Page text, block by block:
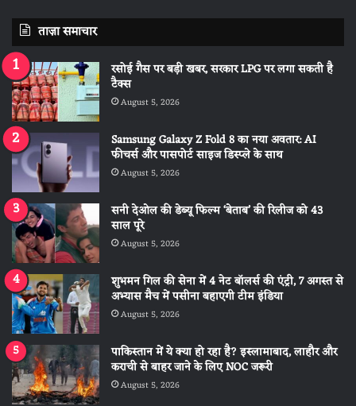
ताज़ा समाचार
रसोई गैस पर बड़ी खबर, सरकार LPG पर लगा सकती है
टैक्स
August 5, 2026
Samsung Galaxy Z Fold 8 का नया अवतार: AI
फीचर्स और पासपोर्ट साइज डिस्प्ले के साथ
August 5, 2026
सनी देओल की डेब्यू फिल्म ‘बेताब’ की रिलीज को 43
साल पूरे
August 5, 2026
शुभमन गिल की सेना में 4 नेट बॉलर्स की एंट्री, 7 अगस्त से
अभ्यास मैच में पसीना बहाएगी टीम इंडिया
August 5, 2026
पाकिस्तान में ये क्या हो रहा है? इस्लामाबाद, लाहौर और
कराची से बाहर जाने के लिए NOC जरूरी
August 5, 2026